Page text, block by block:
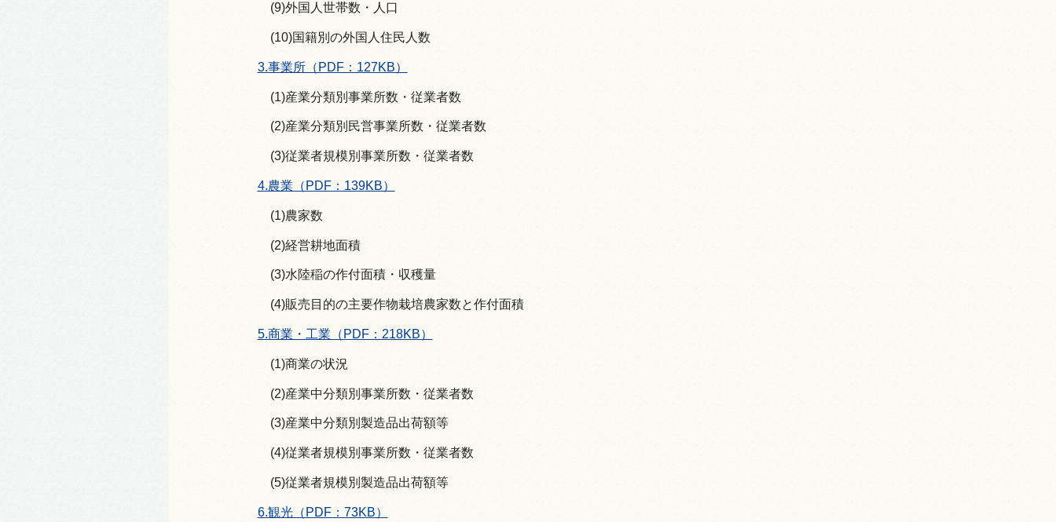
(9)外国人世帯数・人口
(10)国籍別の外国人住民人数
3.事業所（PDF：127KB）
(1)産業分類別事業所数・従業者数
(2)産業分類別民営事業所数・従業者数
(3)従業者規模別事業所数・従業者数
4.農業（PDF：139KB）
(1)農家数
(2)経営耕地面積
(3)水陸稲の作付面積・収穫量
(4)販売目的の主要作物栽培農家数と作付面積
5.商業・工業（PDF：218KB）
(1)商業の状況
(2)産業中分類別事業所数・従業者数
(3)産業中分類別製造品出荷額等
(4)従業者規模別事業所数・従業者数
(5)従業者規模別製造品出荷額等
6.観光（PDF：73KB）